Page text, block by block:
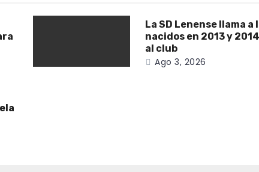
La SD Lenense llama a
nacidos en 2013 y
al club
Ago 3, 2026